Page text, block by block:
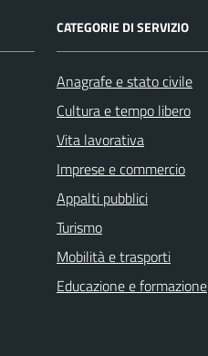
CATEGORIE DI SERVIZIO
Anagrafe e stato civile
Cultura e tempo libero
Vita lavorativa
Imprese e commercio
Appalti pubblici
Turismo
Mobilità e trasporti
Educazione e formazione